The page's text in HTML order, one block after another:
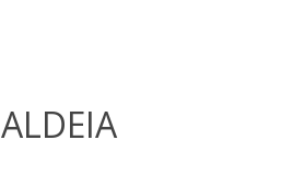
ALDEIA